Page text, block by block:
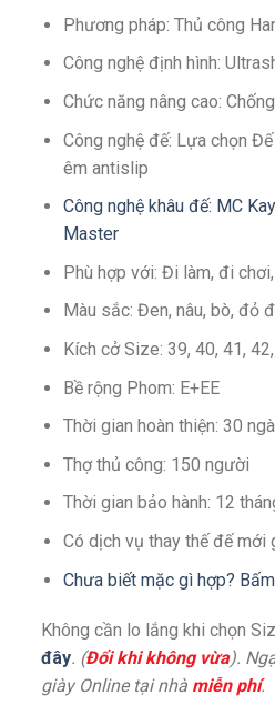
Phương pháp: Thủ công
Công nghệ định hình:
Chức năng nâng cao:
Công nghệ đế: Lựa chọn
êm antislip
Công nghệ khâu đế: MC
Master
Phù hợp với: Đi làm, đi
Màu sắc: Đen, nâu, bò, đỏ
Kích cở Size: 39, 40, 41,
Bề rộng Phom: E+EE
Thời gian hoàn thiện: 30
Thợ thủ công: 150 người
Thời gian bảo hành: 12
Có dịch vụ thay thế đế mới
Chưa biết mặc gì hợp?
Không cần lo lắng khi chọn
đây. (Đổi khi không vừa).
giày Online tại nhà miễn phí.